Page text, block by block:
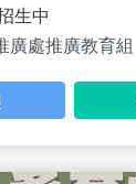
生中
廣處推廣教育組